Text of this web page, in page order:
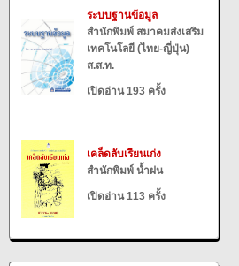
ระบบฐานข้อมูล
สำนักพิมพ์ สมาคมส่งเสริม
เทคโนโลยี (ไทย-ญี่ปุ่น)
ส.ส.ท.
เปิดอ่าน 193 ครั้ง
เคล็ดลับเรียนเก่ง
สำนักพิมพ์ น้ำฝน
เปิดอ่าน 113 ครั้ง